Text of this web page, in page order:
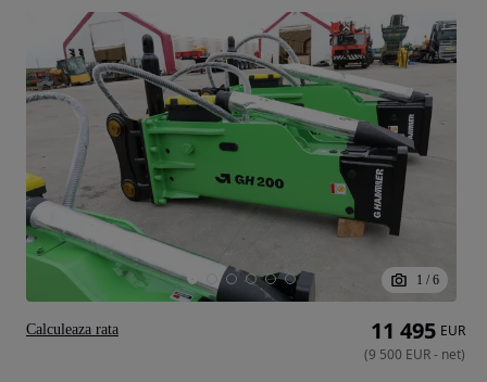
1 / 6
11 495 EUR
(9 500 EUR- net)
Calculeaza rata